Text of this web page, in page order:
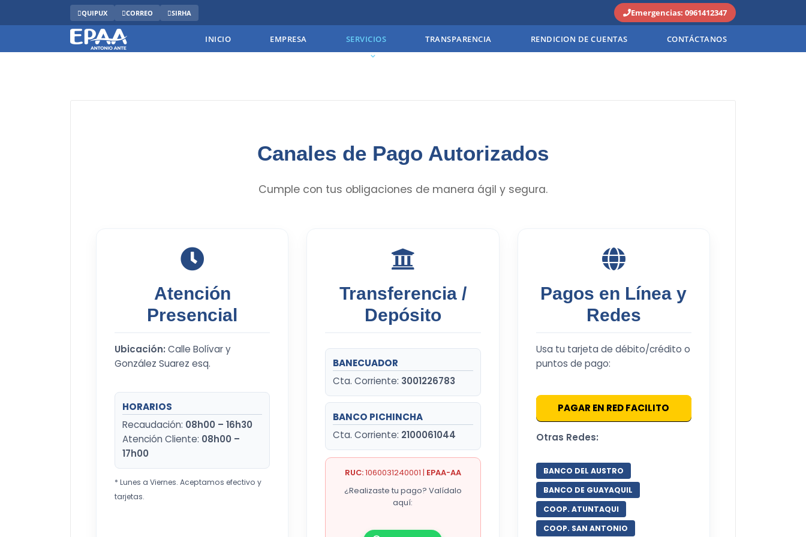
QUIPUX CORREO SIRHA Emergencias: 0961412347
INICIO EMPRESA SERVICIOS TRANSPARENCIA RENDICION DE CUENTAS CONTÁCTANOS
Canales de Pago Autorizados
Cumple con tus obligaciones de manera ágil y segura.
Atención
Presencial
Ubicación:Calle Bolívar y
González Suarez esq.
HORARIOS
Recaudación: 08h00 – 16h30
Atención Cliente: 08h00 –
17h00
* Lunes a Viernes. Aceptamos efectivo y
tarjetas.
Transferencia /
Depósito
BANECUADOR
Cta. Corriente: 3001226783
BANCO PICHINCHA
Cta. Corriente: 2100061044
RUC:1060031240001 | EPAA-AA
¿Realizaste tu pago? Valídalo
aquí:
Pagos en Línea y
Redes
Usa tu tarjeta de débito/crédito o
puntos de pago:
PAGAR EN RED FACILITO
Otras Redes:
BANCO DEL AUSTRO
BANCO DE GUAYAQUIL
COOP. ATUNTAQUI
COOP. SAN ANTONIO